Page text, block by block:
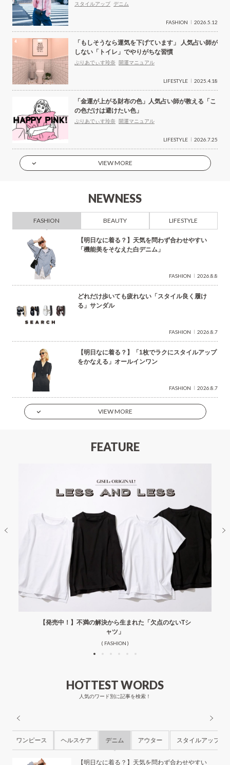
スタイルアップ デニム
FASHION 2026.5.12
「もしそうなら運気を下げています」 人気占い師が
しない「トイレ」でやりがちな習慣
ぷりあでぃす玲奈 開運マニュアル
LIFESTYLE 2025.4.18
「金運が上がる財布の色」人気占い師が教える「こ
の色だけは避けたい色」
ぷりあでぃす玲奈 開運マニュアル
LIFESTYLE 2026.7.25
VIEW MORE
NEWNESS
FASHION BEAUTY LIFESTYLE
【明日なに着る？】天気を問わず合わせやすい
「機能美をそなえた白デニム」
FASHION 2026.8.8
どれだけ歩いても疲れない「スタイル良く履け
る」サンダル
FASHION 2026.8.7
【明日なに着る？】「1枚でラクにスタイルアップ
をかなえる」オールインワン
FASHION 2026.8.7
VIEW MORE
FEATURE
【発売中！】不満の解決から生まれた「欠点のないTシ
ャツ」
( FASHION )
HOTTEST WORDS
人気のワード別に記事を検索！
ワンピース ヘルスケア デニム アウター スタイルアップ
【明日なに着る？】天気を問わず合わせやすい